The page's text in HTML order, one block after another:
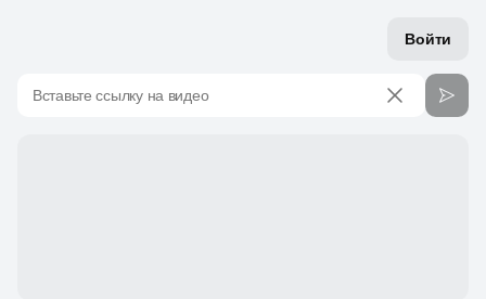
Войти
Вставьте ссылку на видео